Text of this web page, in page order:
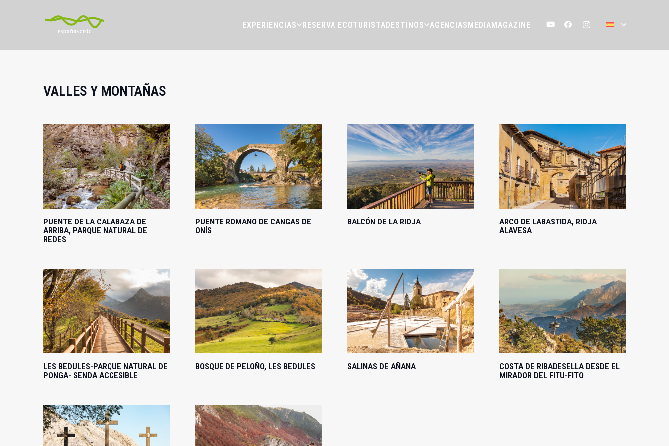
EXPERIENCIAS RESERVA ECOTURISTADESTINOS AGENCIASMEDIAMAGAZINE
VALLES Y MONTAÑAS
PUENTE DE LA CALABAZA DE
ARRIBA, PARQUE NATURAL DE
REDES
PUENTE ROMANO DE CANGAS DE
ONÍS
BALCÓN DE LA RIOJA
ARCO DE LABASTIDA, RIOJA
ALAVESA
LES BEDULES-PARQUE NATURAL DE
PONGA- SENDA ACCESIBLE
BOSQUE DE PELOÑO, LES BEDULES SALINAS DE AÑANA
COSTA DE RIBADESELLA DESDE EL
MIRADOR DEL FITU-FITO